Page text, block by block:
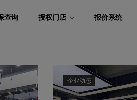
查询 授权门店 报价系统
企业动态